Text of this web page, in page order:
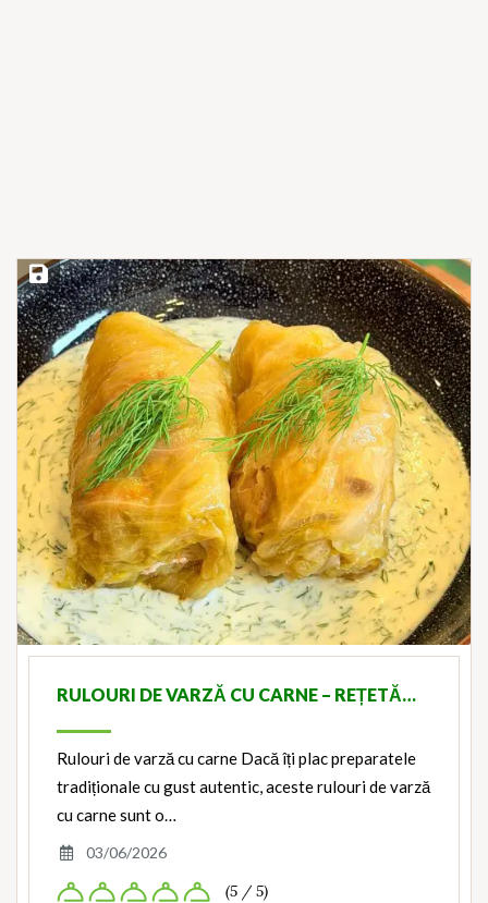
Save Recipe
RULOURI DE VARZĂ CU CARNE – REȚETĂ…
Rulouri de varză cu carne Dacă îți plac preparatele
tradiționale cu gust autentic, aceste rulouri de varză
cu carne sunt o…
03/06/2026
(5 / 5)